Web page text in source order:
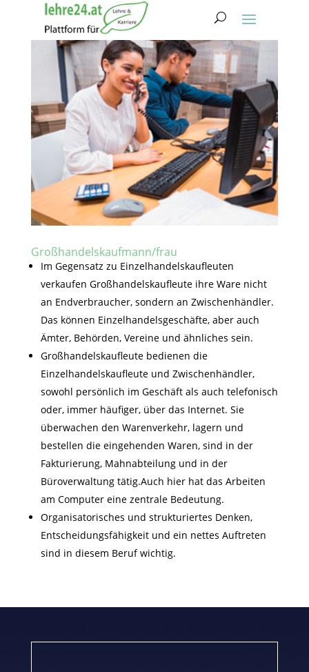
Großhandelskaufmann/frau
Im Gegensatz zu Einzelhandelskaufleuten
verkaufen Großhandelskaufleute ihre Ware nicht
an Endverbraucher, sondern an Zwischenhändler.
Das können Einzelhandelsgeschäfte, aber auch
Ämter, Behörden, Vereine und ähnliches sein.
Großhandelskaufleute bedienen die
Einzelhandelskaufleute und Zwischenhändler,
sowohl persönlich im Geschäft als auch telefonisch
oder, immer häufiger, über das Internet. Sie
überwachen den Warenverkehr, lagern und
bestellen die eingehenden Waren, sind in der
Fakturierung, Mahnabteilung und in der
Büroverwaltung tätig.Auch hier hat das Arbeiten
am Computer eine zentrale Bedeutung.
Organisatorisches und strukturiertes Denken,
Entscheidungsfähigkeit und ein nettes Auftreten
sind in diesem Beruf wichtig.